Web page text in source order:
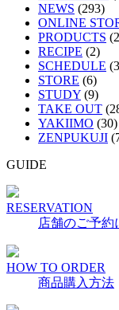
NEWS (293)
ONLINE
PRODUCTS
RECIPE (2)
SCHEDULE
STORE (6)
STUDY (9)
TAKE OUT
YAKIIMO (30)
ZENPUKUJI
GUIDE
RESERVATION
店舗のご予約
HOW TO ORDER
商品購入方法